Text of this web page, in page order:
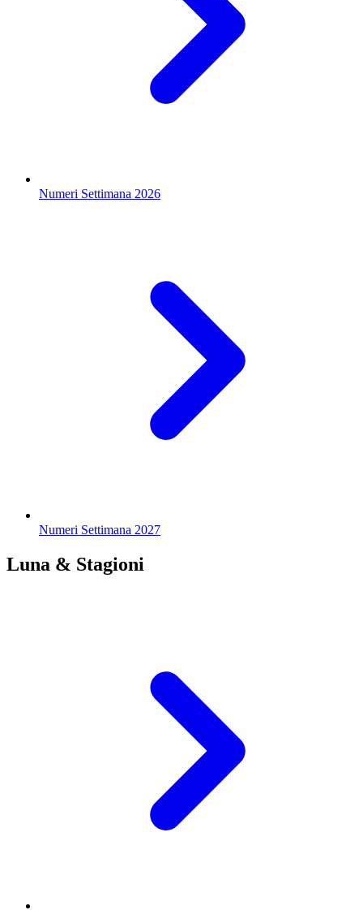
Numeri Settimana 2026
Numeri Settimana 2027
Luna & Stagioni